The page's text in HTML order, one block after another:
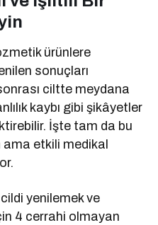
ürünlere
sonuçları
ciltte meydana
kaybı gibi şikâyetler
İşte tam da bu
etkili medikal
yenilemek ve
4 cerrahi olmayan